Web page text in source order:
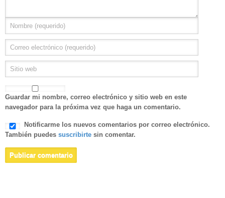
Guardar mi nombre, correo electrónico y sitio web en este
navegador para la próxima vez que haga un comentario.
Notificarme los nuevos comentarios por correo electrónico.
También puedes suscribirte sin comentar.